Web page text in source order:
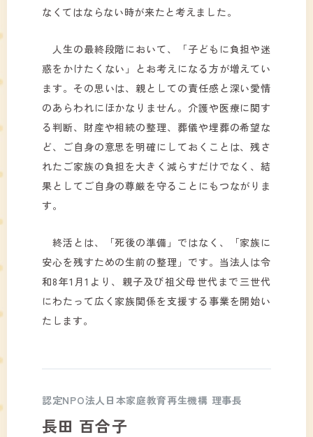
なくてはならない時が来たと考えました。
人生の最終段階において、「子どもに負担や迷
惑をかけたくない」とお考えになる方が増えてい
ます。その思いは、親としての責任感と深い愛情
のあらわれにほかなりません。介護や医療に関す
る判断、財産や相続の整理、葬儀や埋葬の希望な
ど、ご自身の意思を明確にしておくことは、残さ
れたご家族の負担を大きく減らすだけでなく、結
果としてご自身の尊厳を守ることにもつながりま
す。
終活とは、「死後の準備」ではなく、「家族に
安心を残すための生前の整理」です。当法人は令
和8年1月1より、親子及び祖父母世代まで三世代
にわたって広く家族関係を支援する事業を開始い
たします。
認定NPO法人日本家庭教育再生機構 理事長
長田 百合子